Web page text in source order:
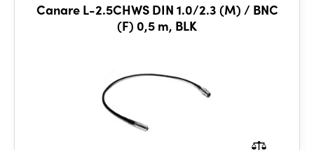
Canare L-2.5CHWS DIN 1.0/2.3 (M) / BNC
(F) 0,5 m, BLK